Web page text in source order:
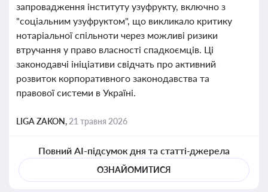
запровадження інституту узуфрукту, включно з
"соціальним узуфруктом", що викликало критику
нотаріальної спільноти через можливі ризики
втручання у право власності спадкоємців. Ці
законодавчі ініціативи свідчать про активний
розвиток корпоративного законодавства та
правової системи в Україні.
LIGA ZAKON, 21 травня 2026
Повний AI-підсумок дня та статті-джерела
ОЗНАЙОМИТИСЯ